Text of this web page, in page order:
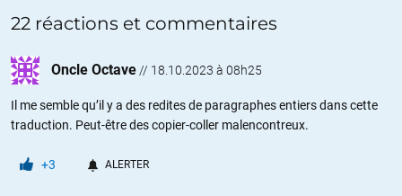
22 réactions et commentaires
Oncle Octave // 18.10.2023 à 08h25
Il me semble qu’il y a des redites de paragraphes entiers dans cette
traduction. Peut-être des copier-coller malencontreux.
+3 ALERTER